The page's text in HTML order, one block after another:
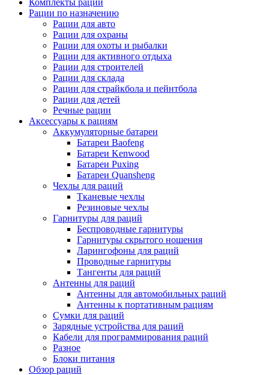
Комплекты раций
Рации по назначению
Рации для авто
Рации для охраны
Рации для охоты и рыбалки
Рации для активного отдыха
Рации для строителей
Рации для склада
Рации для страйкбола и пейнтбола
Рации для детей
Речные рации
Аксессуары к рациям
Аккумуляторные батареи
Батареи Baofeng
Батареи Kenwood
Батареи Puxing
Батареи Quansheng
Чехлы для раций
Тканевые чехлы
Резиновые чехлы
Гарнитуры для раций
Беспроводные гарнитуры
Гарнитуры скрытого ношения
Ларингофоны для раций
Проводные гарнитуры
Тангенты для раций
Антенны для раций
Антенны для автомобильных раций
Антенны к портативным рациям
Сумки для раций
Зарядные устройства для раций
Кабели для программирования раций
Разное
Блоки питания
Обзор раций